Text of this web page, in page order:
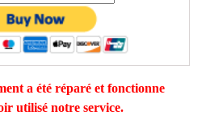
a été réparé et fonctionne
utilisé notre service.